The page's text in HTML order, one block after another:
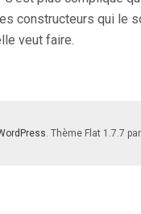
constructeurs qui le
veut faire.
. Thème Flat 1.7.7 par